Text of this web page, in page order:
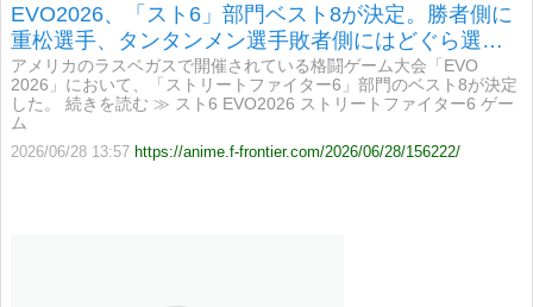
EVO2026、「スト6」部門ベスト8が決定。勝者側に
重松選手、タンタンメン選手敗者側にはどぐら選手
残る。決勝は6月29日10時台から!
アメリカのラスベガスで開催されている格闘ゲーム大会「EVO
2026」において、「ストリートファイター6」部門のベスト8が決定
した。 続きを読む ≫ スト6 EVO2026 ストリートファイター6 ゲー
ム
2026/06/28 13:57 https://anime.f-frontier.com/2026/06/28/156222/